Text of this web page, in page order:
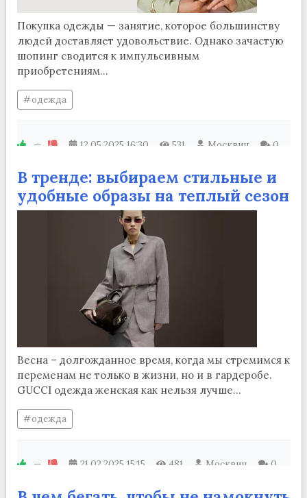
Покупка одежды — занятие, которое большинству
людей доставляет удовольствие. Однако зачастую
шопинг сводится к импульсивным
приобретениям...
одежда
— 12.05.2025 16:30 531 Москвич 0
В тренде: выбираем стильные и
удобные образы на теплый сезон
Весна – долгожданное время, когда мы стремимся к
переменам не только в жизни, но и в гардеробе.
GUCCI одежда женская как нельзя лучше...
одежда
— 21.02.2025 15:15 481 Москвич 0